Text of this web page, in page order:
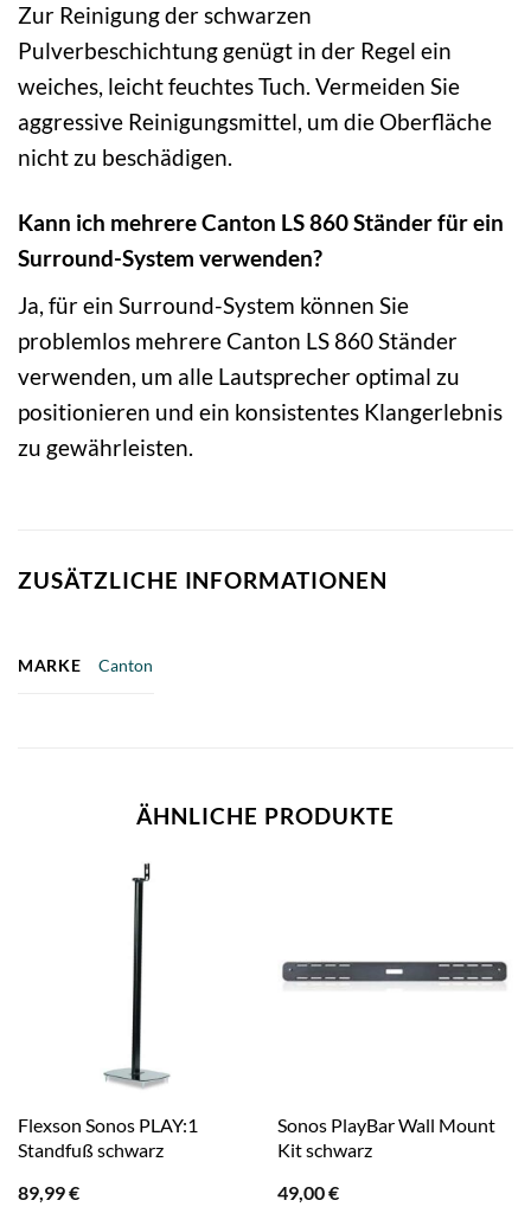
Zur Reinigung der schwarzen
Pulverbeschichtung genügt in der Regel ein
weiches, leicht feuchtes Tuch. Vermeiden Sie
aggressive Reinigungsmittel, um die Oberfläche
nicht zu beschädigen.
Kann ich mehrere Canton LS 860 Ständer für ein
Surround-System verwenden?
Ja, für ein Surround-System können Sie
problemlos mehrere Canton LS 860 Ständer
verwenden, um alle Lautsprecher optimal zu
positionieren und ein konsistentes Klangerlebnis
zu gewährleisten.
ZUSÄTZLICHE INFORMATIONEN
MARKE Canton
ÄHNLICHE PRODUKTE
Flexson Sonos PLAY:1
Standfuß schwarz
89,99€
Sonos PlayBar Wall Mount
Kit schwarz
49,00€